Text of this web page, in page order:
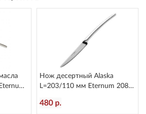
Нож десертный Alaska
L=203/110 мм Eternum 2080-
480 р.